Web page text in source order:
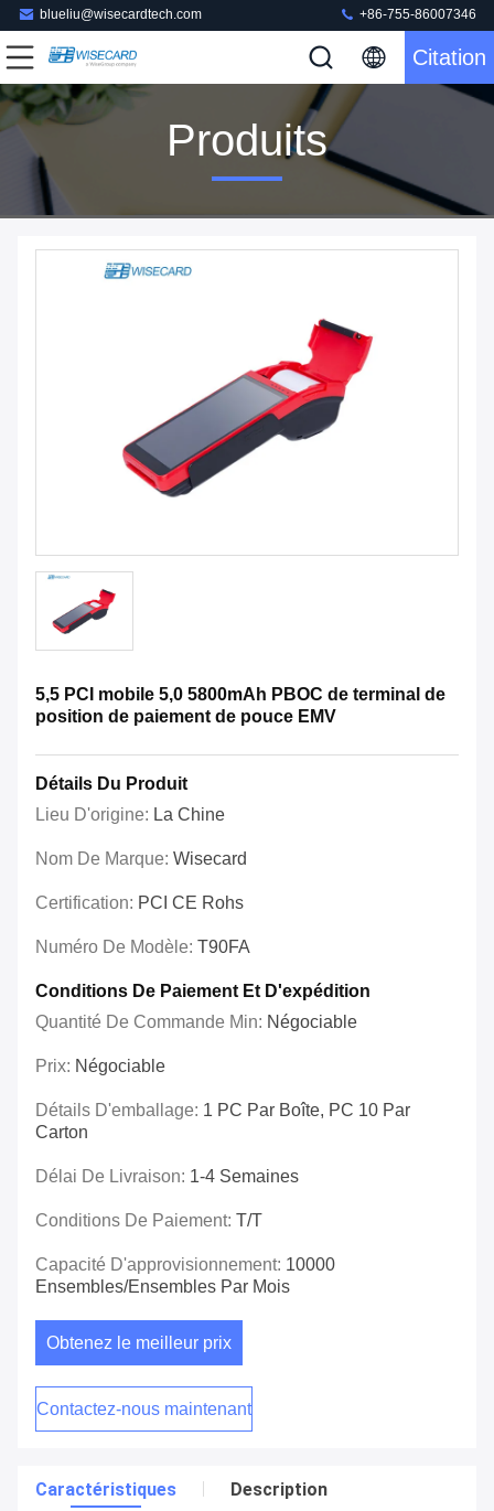
blueliu@wisecardtech.com +86-755-86007346
Citation
Produits
5,5 PCI mobile 5,0 5800mAh PBOC de terminal de
position de paiement de pouce EMV
Détails Du Produit
Lieu D'origine: La Chine
Nom De Marque: Wisecard
Certification: PCI CE Rohs
Numéro De Modèle: T90FA
Conditions De Paiement Et D'expédition
Quantité De Commande Min: Négociable
Prix: Négociable
Détails D'emballage: 1 PC Par Boîte, PC 10 Par
Carton
Délai De Livraison: 1-4 Semaines
Conditions De Paiement: T/T
Capacité D'approvisionnement: 10000
Ensembles/ensembles Par Mois
Obtenez le meilleur prix
Contactez-nous maintenant
Caractéristiques Description